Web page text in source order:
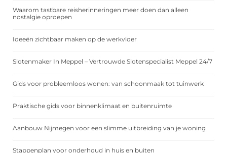
Waarom tastbare reisherinneringen meer doen dan alleen
nostalgie oproepen
Ideeën zichtbaar maken op de werkvloer
Slotenmaker In Meppel – Vertrouwde Slotenspecialist Meppel 24/7
Gids voor probleemloos wonen: van schoonmaak tot tuinwerk
Praktische gids voor binnenklimaat en buitenruimte
Aanbouw Nijmegen voor een slimme uitbreiding van je woning
Stappenplan voor onderhoud in huis en buiten